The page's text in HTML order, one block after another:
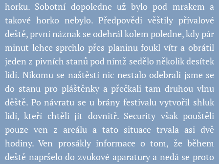
horku. Sobotní dopoledne už bylo pod mrakem a
takové horko nebylo. Předpovědi věštily přívalové
deště, první náznak se odehrál kolem poledne, kdy pár
minut lehce sprchlo přes planinu foukl vítr a obrátil
jeden z pivních stanů pod nímž sedělo několik desítek
lidí. Nikomu se naštěstí nic nestalo odebrali jsme se
do stanu pro pláštěnky a přečkali tam druhou vlnu
děště. Po návratu se u brány festivalu vytvořil shluk
lidí, kteří chtěli jít dovnitř. Security však pouštěli
pouze ven z areálu a tato situace trvala asi dvě
hodiny. Ven prosákly informace o tom, že během
deště napršelo do zvukové aparatury a nedá se proto